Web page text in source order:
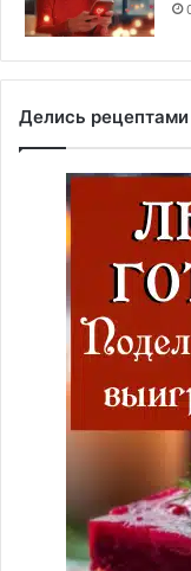
Делись